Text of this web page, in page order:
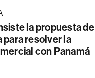
la propuesta de
para resolver la
con Panamá